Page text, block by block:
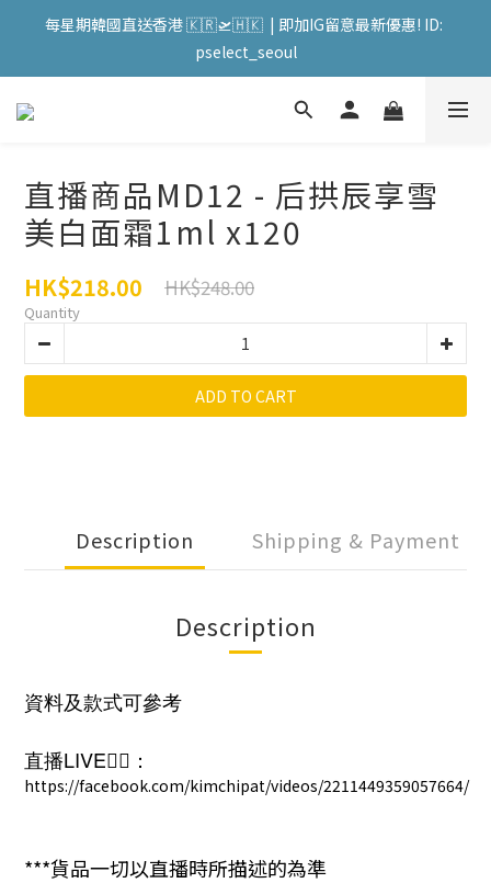
會員購物滿HKD599寄送 順豐站 / 順便智能櫃 免運費! (果汁/韓國
被/直播商品除外) | FACEBOOK: PATC遊走泡菜國
每星期韓國直送香港 🇰🇷🛫🇭🇰  | 即加IG留意最新優惠! ID:
pselect_seoul
會員購物滿HKD599寄送 順豐站 / 順便智能櫃 免運費! (果汁/韓國
直播商品MD12 - 后拱辰享雪
美白面霜1ml x120
HK$218.00 HK$248.00
Quantity
ADD TO CART
Description Shipping & Payment
Description
資料及款式可參考
直播LIVE❤️‍🔥：
https://facebook.com/kimchipat/videos/2211449359057664/
***貨品一切以直播時所描述的為準